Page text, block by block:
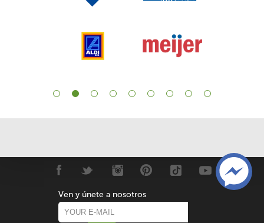
Ven y únete a nosotros